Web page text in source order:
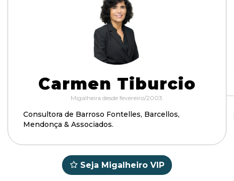
Carmen Tiburcio
Migalheira desde fevereiro/2003.
Consultora de Barroso Fontelles, Barcellos,
Mendonça & Associados.
Seja Migalheiro VIP